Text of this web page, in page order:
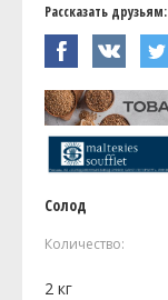
Рассказать друзьям:
Солод
Количество:
2 кг